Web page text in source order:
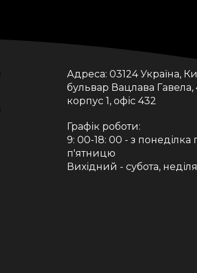
Адреса: 03124 Україна,
бульвар Вацлава Гавела,
корпус 1, офіс 432
Графік роботи:
9: 00-18: 00 - з понеділка
п'ятницю
Вихідний - субота, неділя